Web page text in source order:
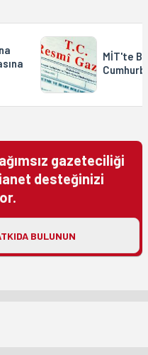
MİT'te
gazeteciliği
desteğinizi
BULUNUN